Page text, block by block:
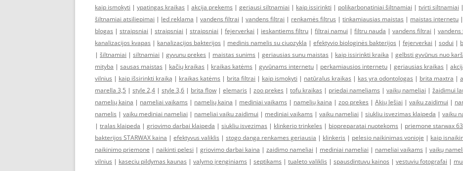
kaip ismokyti | ypatingas kraikas | akcija prekems | geriausi siltnamiai | kaip issirinkti | polikarbonatiniai šiltnamiai | tvirti siltnamiai |
šiltnamiai atsiliepimai | led reklama | vandens filtrai | vandens filtrai | renkamės filtrus | tinkamiausias maistas | maistas internetu |
blogas | straipsniai | straipsniai | straipsniai | fejerverkai | ieskantiems filtru | filtrai namui | filtru nauda | vandens filtrai | vandens
kanalizacijos kvapas | kanalizacijos bakterijos | medinis namelis su ciuozykla | efektyvio biologinės bakterijos | fejerverkai | sodui |
| šiltnamiai | siltnamiai | gyvunu prekes | maistas sunims | geriausias sunu maistas | kaip issirinkti kraika | gelbsti gyvūnus nuo
mityba | sausas maistas | kačių kraikas | kraikas katėms | gyvūnams internetu | perkamiausios internetu | geriausias kraikas |
vilnius | kaip išsirinkti kraiką | kraikas katėms | brita filtrai | kaip ismokyti | natūralus kraikas | kas yra odontologas | brita maxtra |
marella 3,5 | style 2,4 | style 3,6 | brita flow | elemaris | zoo prekes | tofu kraikas | priedai nameliams | vaikų nameliai | žaidimui
namelių kaina | nameliai vaikams | namelių kaina | mediniai vaikams | namelių kaina | zoo prekes | Akių lęšiai | vaiku zaidimui |
namelis | vaiku mediniai nameliai | nameliai vaiku zaidimui | mediniai vaikams | vaiku nameliai | siukliu isvezimas klaipeda | vaiku
| tralas klaipeda | griovimo darbai klaipeda | siukliu isvezimas | klinkerio trinkeles | biopreparatai nuotekoms | priemone starwax
bakterijos STARWAX kaina | efektyvus valiklis | stogo danga renkames geriausia | klinkeris | pelesio naikinimas vonioje | kaip
naikinimo priemone | naikinti pelesi | griovimo darbai kaina | zaidimo nameliai | mediniai nameliai | nameliai vaikams | vaikų
vilnius | kaseciu pildymas kaunas | valymo įrenginiams | septikams | tualeto valiklis | spausdintuvu kainos | vestuviu fotografai |